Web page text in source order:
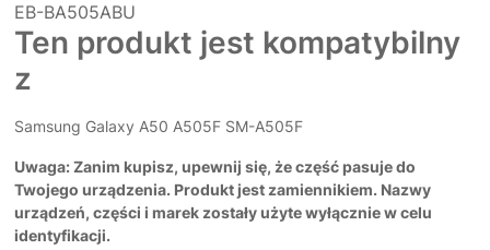
EB-BA505ABU
Ten produkt jest kompatybilny
z
Samsung Galaxy A50 A505F SM-A505F
Uwaga: Zanim kupisz, upewnij się, że część pasuje do
Twojego urządzenia. Produkt jest zamiennikiem. Nazwy
urządzeń, części i marek zostały użyte wyłącznie w celu
identyfikacji.